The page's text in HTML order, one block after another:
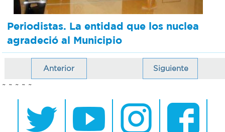
Periodistas. La entidad que los nuclea
agradeció al Municipio
Anterior Siguiente
~ ~ ~ ~ ~